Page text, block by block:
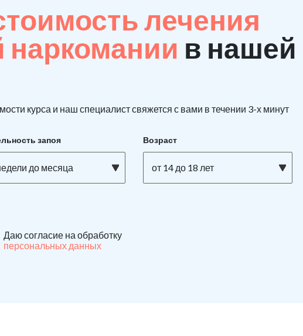
лечения
наркомании в нашей
курса и наш специалист свяжется с вами в течении 3-х минут
запоя
до месяца
Возраст
от 14 до 18 лет
Даю согласие на обработку
персональных данных